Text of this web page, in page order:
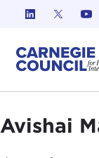
Ir al contenido
Avishai